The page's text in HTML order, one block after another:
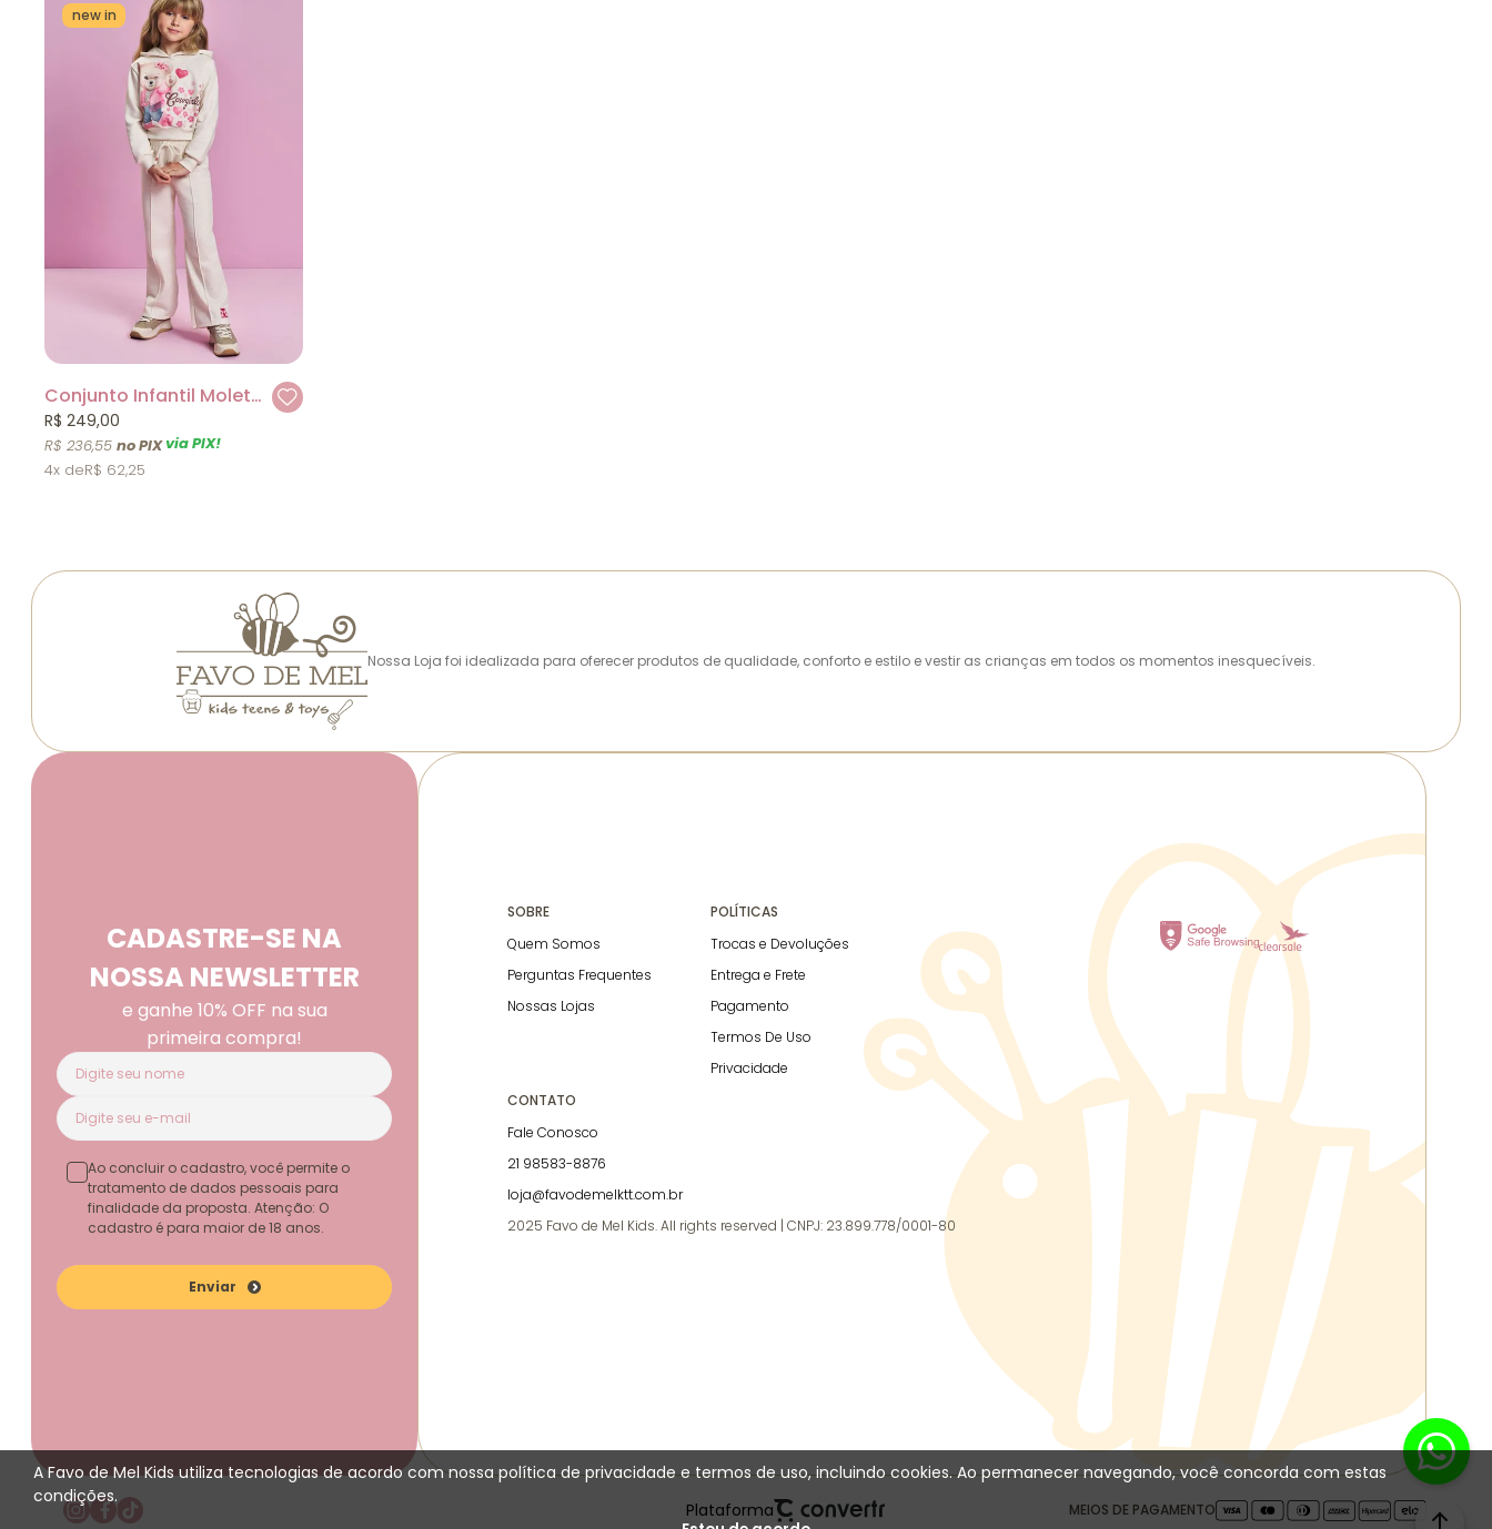
new in
Conjunto Infantil Moletom Bege Ursa Cinti
R$ 236,55 via PIX!
R$ 249,00
4x R$ 62,25
Nossa Loja foi idealizada para oferecer produtos de qualidade, conforto e estilo e vestir as crianças em todos os momentos inesquecíveis.
CADASTRE-SE NA
NOSSA NEWSLETTER
e ganhe 10% OFF na sua
primeira compra!
Enviar
Ao concluir o cadastro, você permite o
tratamento de dados pessoais para
finalidade da proposta. Atenção: O
cadastro é para maior de 18 anos.
SOBRE
Quem Somos
Perguntas Frequentes
Nossas Lojas
POLÍTICAS
Trocas e Devoluções
Entrega e Frete
Pagamento
Termos De Uso
Privacidade
CONTATO
Fale Conosco
21 98583-8876
loja@favodemelktt.com.br
2025 Favo de Mel Kids. All rights reserved | CNPJ: 23.899.778/0001-80
MEIOS DE PAGAMENTO
Plataforma
A Favo de Mel Kids utiliza tecnologias de acordo com nossa política de privacidade e termos de uso, incluindo cookies. Ao permanecer navegando, você concorda com estas
condições.